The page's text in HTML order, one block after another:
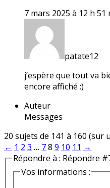
7 mars 2025 à 12 h 51
patate12
j’espère que tout va
encore affiché :)
Auteur
Messages
20 sujets de 141 à 160 (sur
← 1 2 3 … 78 9 10 11 →
Répondre à : Répondre
Vos informations :